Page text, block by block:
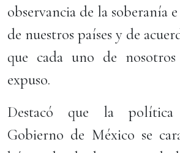
observancia de la soberanía
de nuestros países y de
que cada uno de nosotros
expuso.
Destacó que la
Gobierno de México se